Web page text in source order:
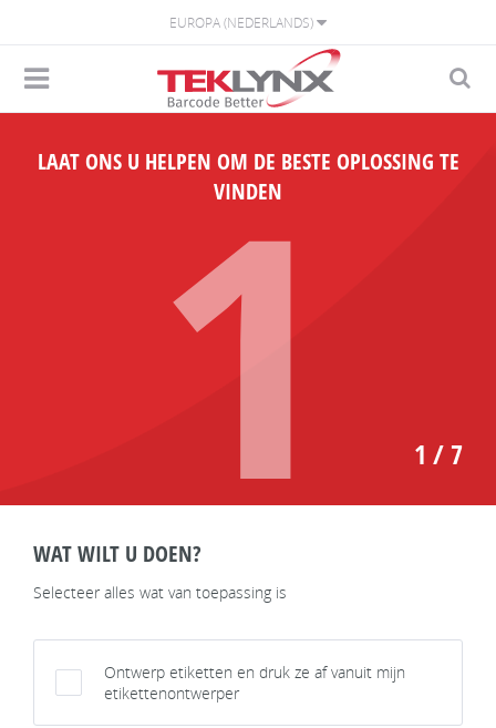
EUROPA (NEDERLANDS)
LAAT ONS U HELPEN OM DE BESTE OPLOSSING TE
VINDEN
1 1 / 7
WAT WILT U DOEN?
Selecteer alles wat van toepassing is
Ontwerp etiketten en druk ze af vanuit mijn
etikettenontwerper